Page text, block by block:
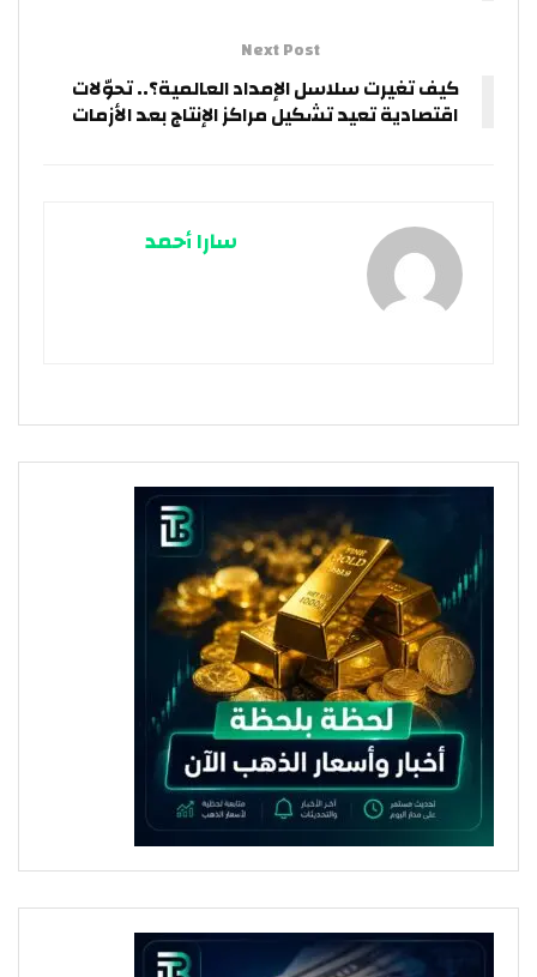
Next Post
كيف تغيرت سلاسل الإمداد العالمية؟.. تحوّلات
اقتصادية تعيد تشكيل مراكز الإنتاج بعد الأزمات
سارا أحمد